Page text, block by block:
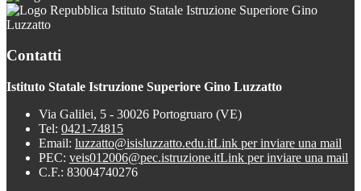
Istituto Statale Istruzione Superiore Gino
Luzzatto
Contatti
Istituto Statale Istruzione Superiore Gino Luzzatto
Via Galilei, 5 - 30026 Portogruaro (VE)
Tel: 0421-74815
Email: luzzatto@isisluzzatto.edu.itLink per inviare una mail
PEC: veis012006@pec.istruzione.itLink per inviare una mail
C.F.: 83004740276